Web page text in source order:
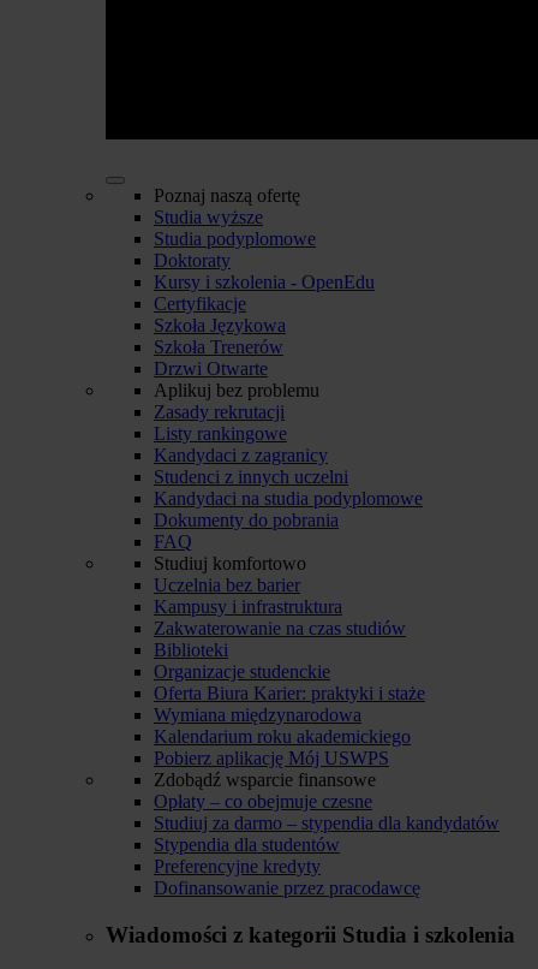
Poznaj naszą ofertę
Studia wyższe
Studia podyplomowe
Doktoraty
Kursy i szkolenia - OpenEdu
Certyfikacje
Szkoła Językowa
Szkoła Trenerów
Drzwi Otwarte
Aplikuj bez problemu
Zasady rekrutacji
Listy rankingowe
Kandydaci z zagranicy
Studenci z innych uczelni
Kandydaci na studia podyplomowe
Dokumenty do pobrania
FAQ
Studiuj komfortowo
Uczelnia bez barier
Kampusy i infrastruktura
Zakwaterowanie na czas studiów
Biblioteki
Organizacje studenckie
Oferta Biura Karier: praktyki i staże
Wymiana międzynarodowa
Kalendarium roku akademickiego
Pobierz aplikację Mój USWPS
Zdobądź wsparcie finansowe
Opłaty – co obejmuje czesne
Studiuj za darmo – stypendia dla kandydatów
Stypendia dla studentów
Preferencyjne kredyty
Dofinansowanie przez pracodawcę
Wiadomości z kategorii Studia i szkolenia